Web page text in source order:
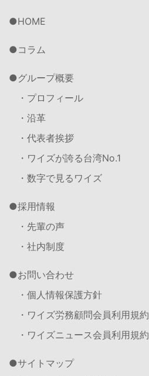
HOME
コラム
グループ概要
・プロフィール
・沿革
・代表者挨拶
・ワイズが誇る台湾No.1
・数字で見るワイズ
採用情報
・先輩の声
・社内制度
お問い合わせ
・個人情報保護方針
・ワイズ労務顧問会員利用規約
・ワイズニュース会員利用規約
サイトマップ